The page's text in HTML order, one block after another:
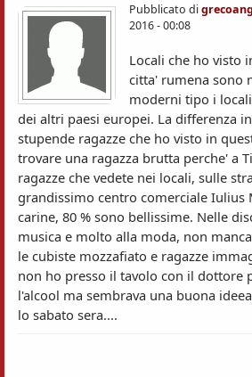
Pubblicato di
2016 - 00:08
Locali che ho visto
citta' rumena sono
moderni tipo i
dei altri paesi europei. La differenza
stupende ragazze che ho visto in
trovare una ragazza brutta perche' a
ragazze che vedete nei locali, sulle
grandissimo centro comerciale Iulius
carine, 80 % sono bellissime. Nelle
musica e molto alla moda, non
le cubiste mozzafiato e ragazze
non ho presso il tavolo con il dottore
l'alcool ma sembrava una buona
lo sabato sera....